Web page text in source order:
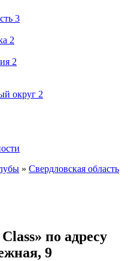
3
2
2
округ 2
» Свердловская область
по адресу
9